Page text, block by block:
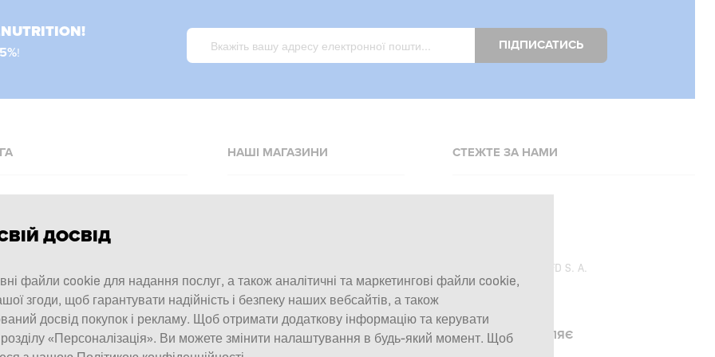
! ПІДПИСАТИСЬ
оплата
та повернення
НАШІ МАГАЗИНИ
Allnutrition.hu
Allnutrition.co.uk
Allnutrition.de
СТЕЖТЕ ЗА НАМИ
SFD S. A.
ПЛАТЕЖІ ОБРОБЛЯЄ
ДОСВІД
файли cookie для надання послуг, а також аналітичні та маркетингові файли cookie,
згоди, щоб гарантувати надійність і безпеку наших вебсайтів, а також
досвід покупок і рекламу. Щоб отримати додаткову інформацію та керувати
«Персоналізація». Ви можете змінити налаштування в будь-який момент. Щоб